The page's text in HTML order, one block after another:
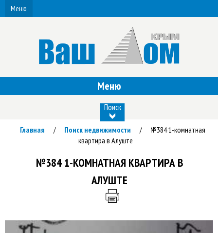
Меню
Меню
Поиск
Главная / Поиск недвижимости /
№384 1-комнатная
квартира в Алуште
№384 1-КОМНАТНАЯ КВАРТИРА В
АЛУШТЕ